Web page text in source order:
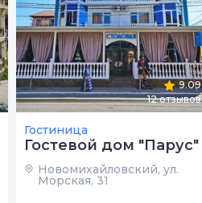
9.09
12отзывов
Гостиница
Гостевой дом "Парус"
Новомихайловский, ул.
Морская, 31